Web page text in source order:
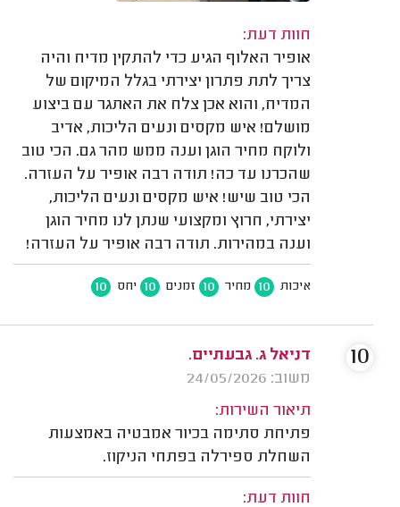
חוות דעת:
אופיר האלוף הגיע כדי להתקין מדיח והיה
צריך לתת פתרון יצירתי בגלל המיקום של
המדיח, והוא אכן צלח את האתגר עם ביצוע
מושלם! איש מקסים ונעים הליכות, אדיב
ולוקח מחיר הוגן וענה ממש מהר גם. הכי טוב
שהכרנו עד כה! תודה רבה אופיר על העזרה.
הכי טוב שיש! איש מקסים ונעים הליכות,
יצירתי, חרוץ ומקצועי שנתן לנו מחיר הוגן
וענה במהירות. תודה רבה אופיר על העזרה!
איכות 10 מחיר 10 זמנים 10 יחס 10
דניאל ג. גבעתיים.
משוב: 24/05/2026
תיאור השירות:
פתיחת סתימה בכיור אמבטיה באמצעות
השחלת ספירלה בפתחי הניקוז.
חוות דעת:
10